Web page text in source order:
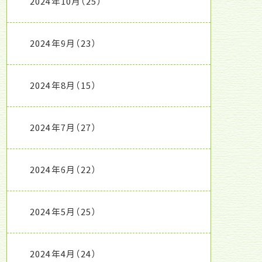
2024年9月 （23）
2024年8月 （15）
2024年7月 （27）
2024年6月 （22）
2024年5月 （25）
2024年4月 （24）